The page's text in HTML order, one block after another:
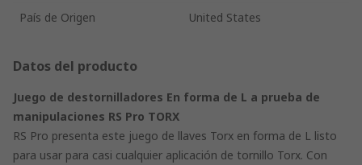
País de Origen
United States
Datos del producto
Juego de destornilladores En forma de L a prueba de
manipulaciones RS Pro TORX
RS Pro presenta este juego de llaves Torx en forma de L listo
para usar para casi cualquier aplicación de tornillo Torx. Con